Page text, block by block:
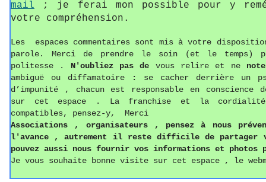
mail ; je ferai mon possible pour y
votre compréhension.
Les espaces commentaires sont mis à votre
parole. Merci de prendre le soin (et le temps)
politesse
. N'oubliez pas de vous relire et ne
ambiguë ou diffamatoire
:
se cacher derrière un
d’impunité , chacun est responsable en
sur cet espace . La franchise et la
compatibles, pensez-y, Merci
Associations , organisateurs , pensez à nous
l'avance , autrement il reste difficile de
pouvez aussi nous fournir vos informations et photos
Je vous souhaite bonne visite sur cet espace , le